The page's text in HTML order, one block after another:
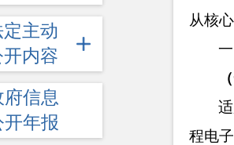
主动
开内容
府信息
开年报
从核
程电